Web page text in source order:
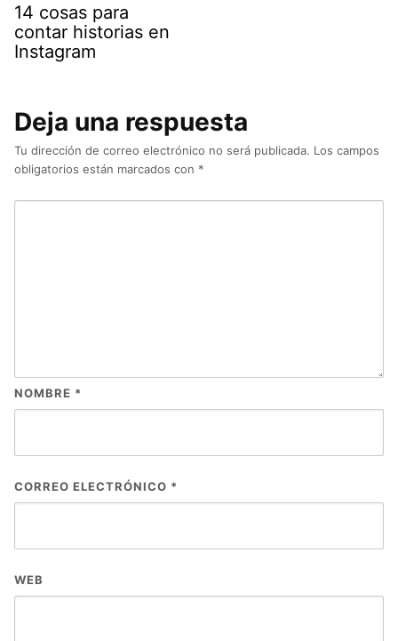
14 cosas para
contar historias en
Instagram
Deja una respuesta
Tu dirección de correo electrónico no será publicada. Los campos
obligatorios están marcados con *
NOMBRE *
CORREO ELECTRÓNICO *
WEB